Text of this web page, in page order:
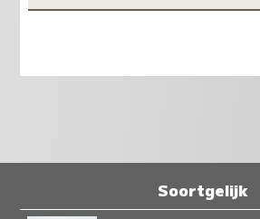
Soortgelijk